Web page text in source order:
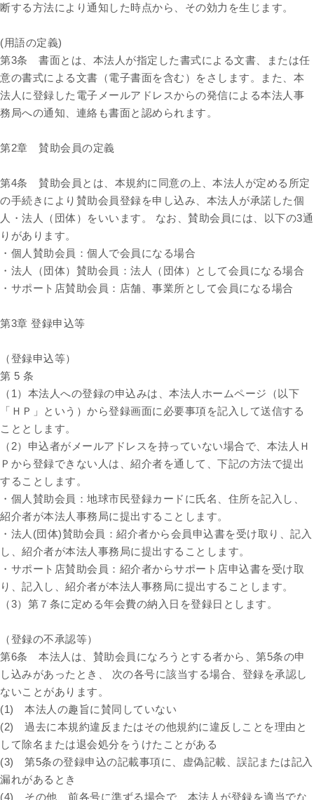
断する方法により通知した時点から、その効力を生じます。
(用語の定義)
第3条 書面とは、本法人が指定した書式による文書、または任
意の書式による文書（電子書面を含む）をさします。また、本
法人に登録した電子メールアドレスからの発信による本法人事
務局への通知、連絡も書面と認められます。
第2章 賛助会員の定義
第4条 賛助会員とは、本規約に同意の上、本法人が定める所定
の手続きにより賛助会員登録を申し込み、本法人が承諾した個
人・法人（団体）をいいます。 なお、賛助会員には、以下の3通
りがあります。
・個人賛助会員：個人で会員になる場合
・法人（団体）賛助会員：法人（団体）として会員になる場合
・サポート店賛助会員：店舗、事業所として会員になる場合
第3章 登録申込等
（登録申込等）
第 5 条
（1）本法人への登録の申込みは、本法人ホームページ（以下
「ＨＰ」という）から登録画面に必要事項を記入して送信する
こととします。
（2）申込者がメールアドレスを持っていない場合で、本法人Ｈ
Ｐから登録できない人は、紹介者を通して、下記の方法で提出
することします。
・個人賛助会員：地球市民登録カードに氏名、住所を記入し、
紹介者が本法人事務局に提出することします。
・法人(団体)賛助会員：紹介者から会員申込書を受け取り、記入
し、紹介者が本法人事務局に提出することします。
・サポート店賛助会員：紹介者からサポート店申込書を受け取
り、記入し、紹介者が本法人事務局に提出することします。
（3）第７条に定める年会費の納入日を登録日とします。
（登録の不承認等）
第6条 本法人は、賛助会員になろうとする者から、第5条の申
し込みがあったとき、 次の各号に該当する場合、登録を承認し
ないことがあります。
(1) 本法人の趣旨に賛同していない
(2) 過去に本規約違反またはその他規約に違反しことを理由と
して除名または退会処分をうけたことがある
(3) 第5条の登録申込の記載事項に、虚偽記載、誤記または記入
漏れがあるとき
(4) その他、前各号に準ずる場合で、本法人が登録を適当でな